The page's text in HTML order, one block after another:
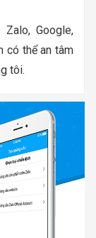
Google,
có thể an tâm
tôi.